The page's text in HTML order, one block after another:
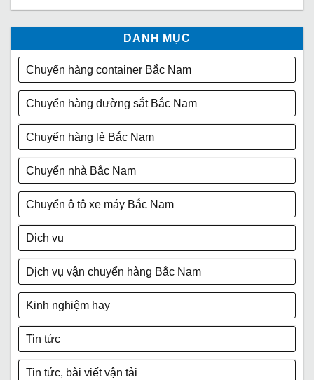
DANH MỤC
Chuyển hàng container Bắc Nam
Chuyển hàng đường sắt Bắc Nam
Chuyển hàng lẻ Bắc Nam
Chuyển nhà Bắc Nam
Chuyển ô tô xe máy Bắc Nam
Dịch vụ
Dịch vụ vận chuyển hàng Bắc Nam
Kinh nghiệm hay
Tin tức
Tin tức, bài viết vận tải